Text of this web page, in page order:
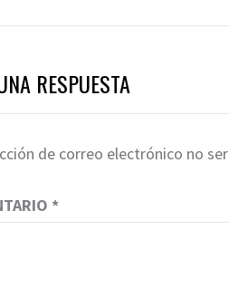
RESPUESTA
de correo electrónico no
*